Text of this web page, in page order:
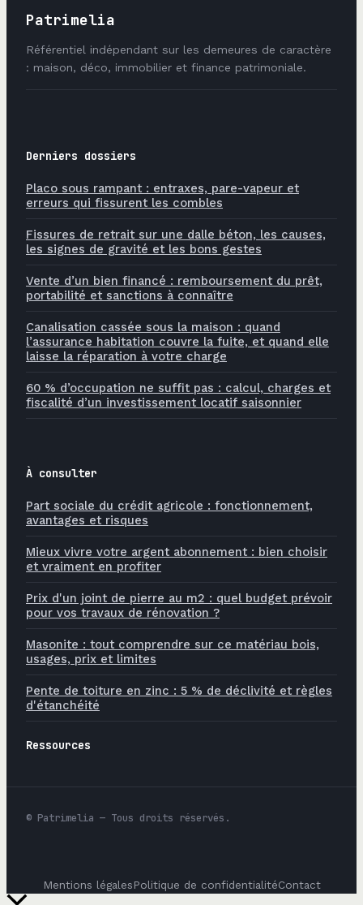
Patrimelia
Référentiel indépendant sur les demeures de caractère
: maison, déco, immobilier et finance patrimoniale.
Derniers dossiers
Placo sous rampant : entraxes, pare-vapeur et
erreurs qui fissurent les combles
Fissures de retrait sur une dalle béton, les causes,
les signes de gravité et les bons gestes
Vente d’un bien financé : remboursement du prêt,
portabilité et sanctions à connaître
Canalisation cassée sous la maison : quand
l’assurance habitation couvre la fuite, et quand elle
laisse la réparation à votre charge
60 % d’occupation ne suffit pas : calcul, charges et
fiscalité d’un investissement locatif saisonnier
À consulter
Part sociale du crédit agricole : fonctionnement,
avantages et risques
Mieux vivre votre argent abonnement : bien choisir
et vraiment en profiter
Prix d'un joint de pierre au m2 : quel budget prévoir
pour vos travaux de rénovation ?
Masonite : tout comprendre sur ce matériau bois,
usages, prix et limites
Pente de toiture en zinc : 5 % de déclivité et règles
d'étanchéité
Ressources
© Patrimelia — Tous droits réservés.
Mentions légalesPolitique de confidentialitéContact